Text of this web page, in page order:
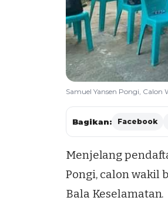
Samuel Yansen Pongi,
Bagikan: Facebook
Menjelang
Pongi, calon wakil
Bala Keselamatan.